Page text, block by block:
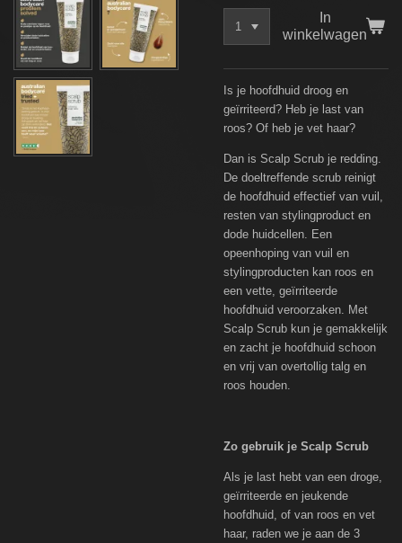
In
winkelwagen
Is je hoofdhuid droog en
geïrriteerd? Heb je last van
roos? Of heb je vet haar?
Dan is Scalp Scrub je redding.
De doeltreffende scrub reinigt
de hoofdhuid effectief van vuil,
resten van stylingproduct en
dode huidcellen. Een
opeenhoping van vuil en
stylingproducten kan roos en
een vette, geïrriteerde
hoofdhuid veroorzaken. Met
Scalp Scrub kun je gemakkelijk
en zacht je hoofdhuid schoon
en vrij van overtollig talg en
roos houden.
Zo gebruik je Scalp Scrub
Als je last hebt van een droge,
geïrriteerde en jeukende
hoofdhuid, of van roos en vet
haar, raden we je aan de 3